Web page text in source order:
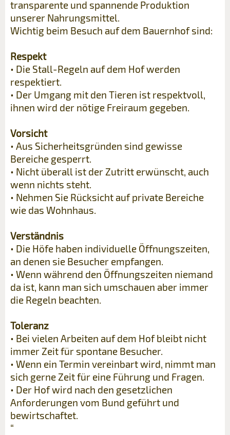
transparente und spannende Produktion
unserer Nahrungsmittel.
Wichtig beim Besuch auf dem Bauernhof sind:
Respekt
• Die Stall-Regeln auf dem Hof werden
respektiert.
• Der Umgang mit den Tieren ist respektvoll,
ihnen wird der nötige Freiraum gegeben.
Vorsicht
• Aus Sicherheitsgründen sind gewisse
Bereiche gesperrt.
• Nicht überall ist der Zutritt erwünscht, auch
wenn nichts steht.
• Nehmen Sie Rücksicht auf private Bereiche
wie das Wohnhaus.
Verständnis
• Die Höfe haben individuelle Öffnungszeiten,
an denen sie Besucher empfangen.
• Wenn während den Öffnungszeiten niemand
da ist, kann man sich umschauen aber immer
die Regeln beachten.
Toleranz
• Bei vielen Arbeiten auf dem Hof bleibt nicht
immer Zeit für spontane Besucher.
• Wenn ein Termin vereinbart wird, nimmt man
sich gerne Zeit für eine Führung und Fragen.
• Der Hof wird nach den gesetzlichen
Anforderungen vom Bund geführt und
bewirtschaftet.
“